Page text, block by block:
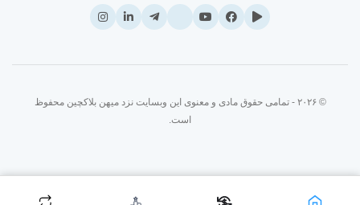
© ۲۰۲۶ - تمامی حقوق مادی و معنوی این وبسایت نزد میهن بلاکچین محفوظ
است.